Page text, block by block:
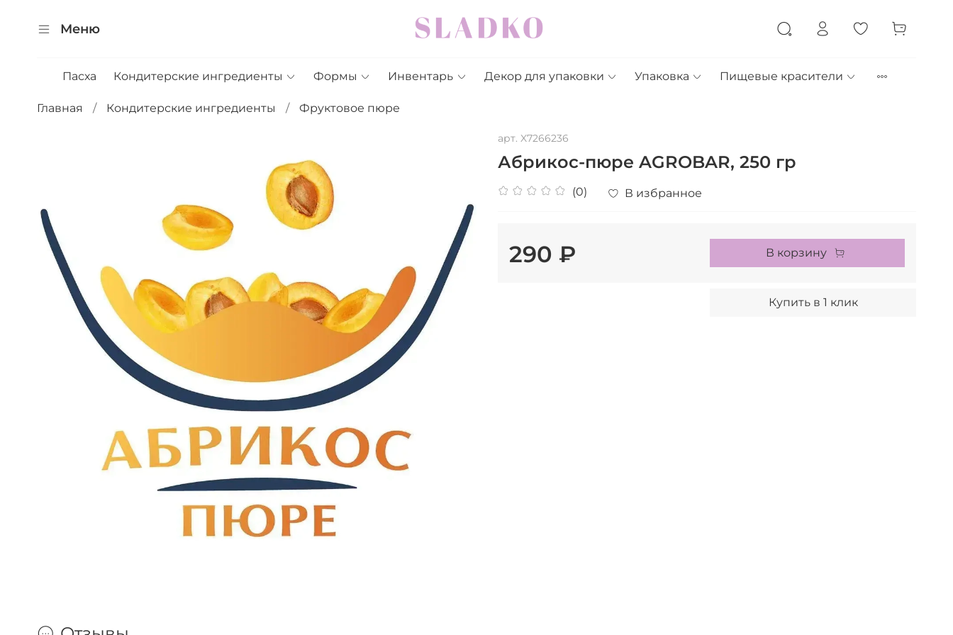
Меню
Пасха Кондитерские ингредиенты Формы Инвентарь Декор для упаковки Упаковка Пищевые красители
Главная Кондитерские ингредиенты Фруктовое пюре
арт. X7266236
Абрикос-пюре AGROBAR, 250 гр
(0) В избранное
290 ₽ В корзину
Купить в 1 клик